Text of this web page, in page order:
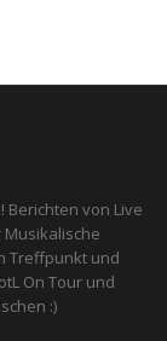
Berichten von Live
Treffpunkt und
On Tour und
:)